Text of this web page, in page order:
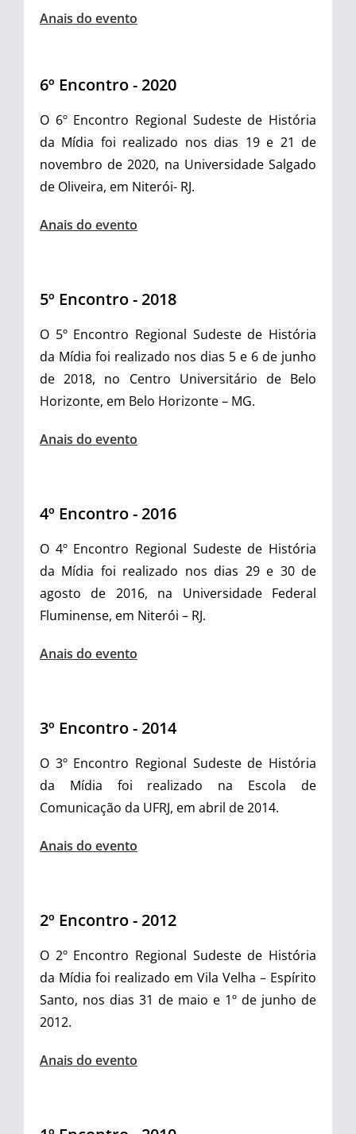
Anais do evento
6º Encontro - 2020
O 6º Encontro Regional Sudeste de História
da Mídia foi realizado nos dias 19 e 21 de
novembro de 2020, na Universidade Salgado
de Oliveira, em Niterói- RJ.
Anais do evento
5º Encontro - 2018
O 5º Encontro Regional Sudeste de História
da Mídia foi realizado nos dias 5 e 6 de junho
de 2018, no Centro Universitário de Belo
Horizonte, em Belo Horizonte – MG.
Anais do evento
4º Encontro - 2016
O 4º Encontro Regional Sudeste de História
da Mídia foi realizado nos dias 29 e 30 de
agosto de 2016, na Universidade Federal
Fluminense, em Niterói – RJ.
Anais do evento
3º Encontro - 2014
O 3º Encontro Regional Sudeste de História
da Mídia foi realizado na Escola de
Comunicação da UFRJ, em abril de 2014.
Anais do evento
2º Encontro - 2012
O 2º Encontro Regional Sudeste de História
da Mídia foi realizado em Vila Velha – Espírito
Santo, nos dias 31 de maio e 1º de junho de
2012.
Anais do evento